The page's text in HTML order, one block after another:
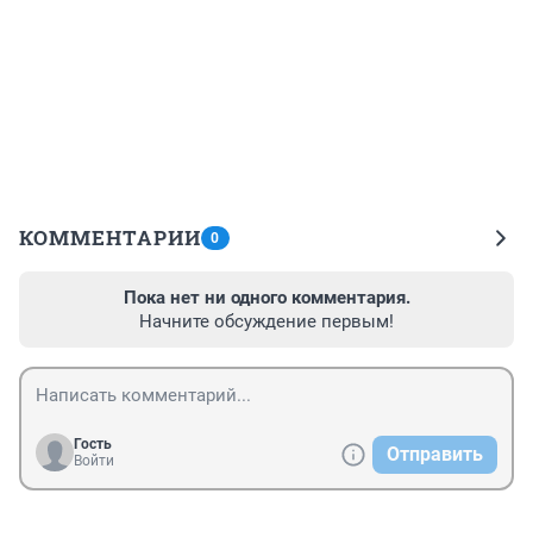
КОММЕНТАРИИ 0
Пока нет ни одного комментария.
Начните обсуждение первым!
Гость
Войти
Отправить